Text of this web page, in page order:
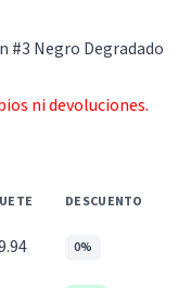
#3 Negro Degradado
ni devoluciones.
DESCUENTO
0%